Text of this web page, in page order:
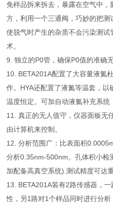
免样品拆来拆去，暴露在空气中
方，利用一个三通阀，巧妙的把测
使脱气时产生的杂质不会污染测
术。
9. 独立的P0管，确保P0值的准确
10. BETA201A配置了大容量液氮
作。HYA还配置了液氮等温套，
温度恒定。可加自动液氮补充系统
11. 真正的无人值守，仪器面板无
由计算机来控制。
12. 分析范围广：比表面积
分析0.35nm-500nm。孔体积小
加配备高真空系统).测试精度可达
13. BETA201A装有2路传感器，
性，另1路对1个样品同时进行分